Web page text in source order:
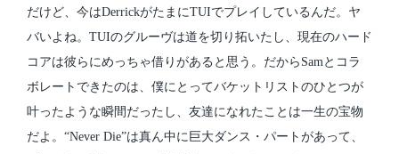
だけど、今はDerrickがたまにTUIでプレイしているんだ。ヤ
バいよね。TUIのグルーヴは道を切り拓いたし、現在のハード
コアは彼らにめっちゃ借りがあると思う。だからSamとコラ
ボレートできたのは、僕にとってバケットリストのひとつが
叶ったような瞬間だったし、友達になれたことは一生の宝物
だよ。“Never Die”は真ん中に巨大ダンス・パートがあって、